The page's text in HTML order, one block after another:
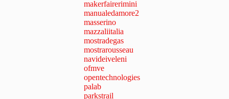
makerfairerimini
manualedamore2
masserino
mazzaliitalia
mostradegas
mostrarousseau
navideiveleni
ofmve
opentechnologies
palab
parkstrail